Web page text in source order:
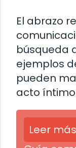
El abrazo
búsqueda
ejemplos
pueden
acto
Leer más